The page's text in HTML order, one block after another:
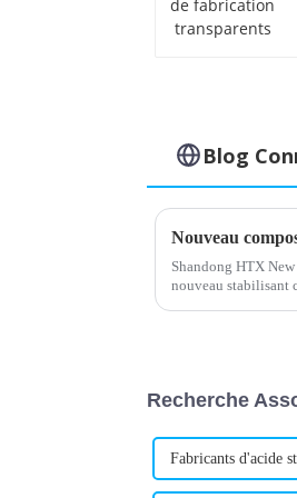
Blog
Shandong HTX
nouveau stabilisant
Recherche
Fabricants d'acide